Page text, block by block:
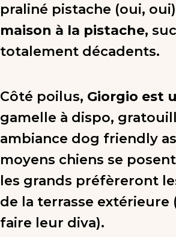
praliné pistache (oui,
maison à la pistache,
totalement décadents.
Côté poilus, Giorgio est
gamelle à dispo,
ambiance dog friendly
moyens chiens se
les grands préfèreront
de la terrasse extérieure
faire leur diva).